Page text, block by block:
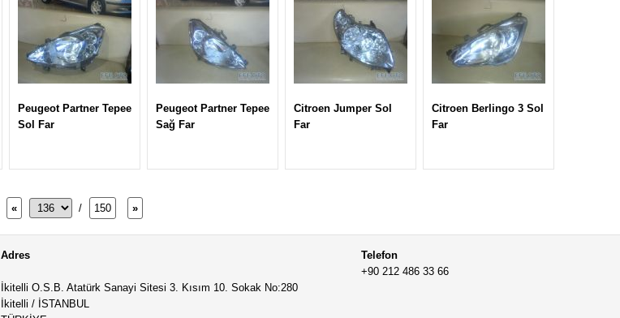
Peugeot Partner Tepee
Sol Far
Peugeot Partner Tepee
Sağ Far
Citroen Jumper Sol
Far
Citroen Berlingo 3 Sol
Far
« / 150 »
Adres
İkitelli O.S.B. Atatürk Sanayi Sitesi 3. Kısım 10. Sokak No:280
İkitelli / İSTANBUL
Telefon
+90 212 486 33 66